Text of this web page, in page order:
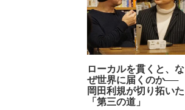
ローカルを貫くと、な
ぜ世界に届くのか──
岡田利規が切り拓いた
「第三の道」